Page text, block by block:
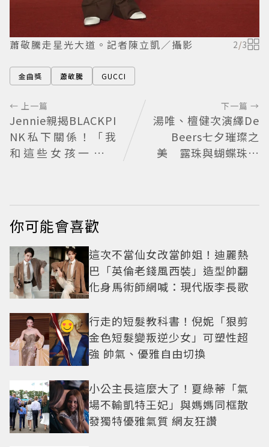
蕭敬騰走星光大道。記者陳立凱／攝影 2/3
金曲獎 蕭敬騰 GUCCI
← 上一篇
Jennie親揭BLACKPI
NK私下關係！「我
和這些女孩一起長
下一篇 →
湯唯、檀健次演繹De
Beers七夕璀璨之
美 露珠與蝴蝶珠寶
你可能會喜歡
這次不當仙女改當帥姐！迪麗熱
巴「英倫老錢風西裝」造型帥翻
化身馬術師網喊：現代版李長歌
行走的短髮教科書！倪妮「狠剪
金色短髮變叛逆少女」可塑性超
強 帥氣、優雅自由切換
小公主長這麼大了！夏綠蒂「氣
場不輸凱特王妃」與媽媽同框散
發獨特優雅氣質 網友狂讚